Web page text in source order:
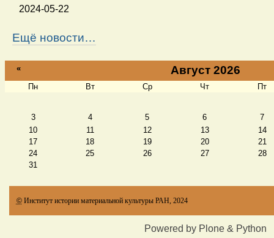
2024-05-22
Ещё новости…
« Август 2026
Пн Вт Ср Чт Пт
3 4 5 6
7
10
11 12 13
14
17
18 19 20
21
24
25 26 27
28
31
© Институт истории материальной культуры РАН, 2024
Powered by Plone & Python